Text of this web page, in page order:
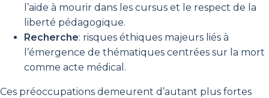
l’aide à mourir dans les cursus et le respect de la
liberté pédagogique.
Recherche: risques éthiques majeurs liés à
l’émergence de thématiques centrées sur la mort
comme acte médical.
Ces préoccupations demeurent d’autant plus fortes